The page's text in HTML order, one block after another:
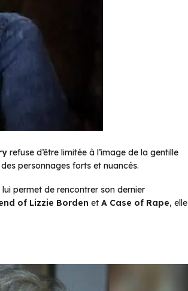
refuse d’être limitée à l’image de la gentille
personnages forts et nuancés.
permet de rencontrer son dernier
of Lizzie Borden et A Case of Rape, elle